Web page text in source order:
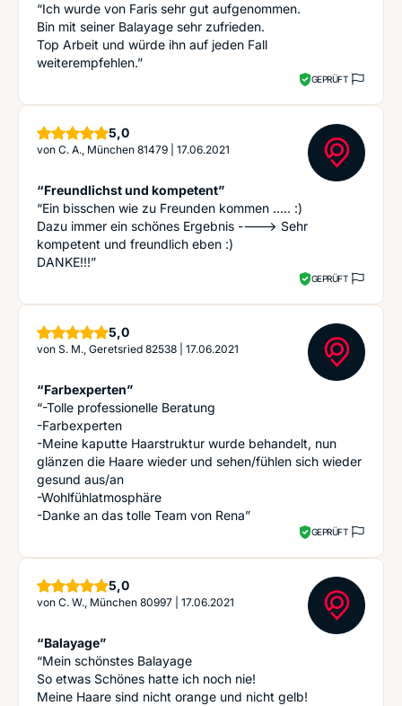
“Ich wurde von Faris sehr gut aufgenommen.
Bin mit seiner Balayage sehr zufrieden.
Top Arbeit und würde ihn auf jeden Fall
weiterempfehlen.”
GEPRÜFT
5,0Sterne
von C. A., München 81479 17.06.2021
“Freundlichst und kompetent”
“Ein bisschen wie zu Freunden kommen ..... :)
Dazu immer ein schönes Ergebnis ----> Sehr
kompetent und freundlich eben :)
DANKE!!!”
GEPRÜFT
5,0Sterne
von S. M., Geretsried 82538 17.06.2021
“Farbexperten”
“-Tolle professionelle Beratung
-Farbexperten
-Meine kaputte Haarstruktur wurde behandelt, nun
glänzen die Haare wieder und sehen/fühlen sich wieder
gesund aus/an
-Wohlfühlatmosphäre
-Danke an das tolle Team von Rena”
GEPRÜFT
5,0Sterne
von C. W., München 80997 17.06.2021
“Balayage”
“Mein schönstes Balayage
So etwas Schönes hatte ich noch nie!
Meine Haare sind nicht orange und nicht gelb!